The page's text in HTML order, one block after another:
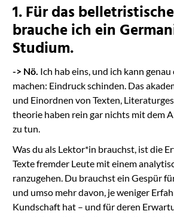
1. Für das
brauche ich ein
Studium.
-> Nö. Ich hab eins, und ich kann
machen: Eindruck schinden. Das
und Einordnen von Texten,
theorie haben rein gar nichts mit dem
zu tun.
Was du als Lektor*in brauchst, ist die
Texte fremder Leute mit einem
ranzugehen. Du brauchst ein Gespür
und umso mehr davon, je weniger
Kundschaft hat – und für deren